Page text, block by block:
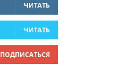
ЧИТАТЬ
ЧИТАТЬ
ПОДПИСАТЬСЯ